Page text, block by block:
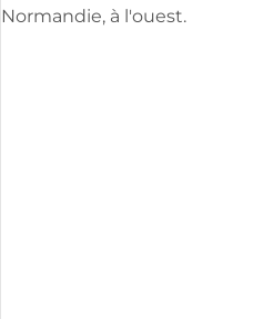
Normandie, à l'ouest.